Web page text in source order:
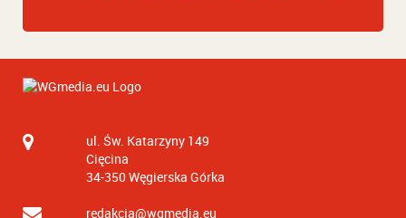
ul. Św. Katarzyny 149
Cięcina
34-350Węgierska Górka
redakcja@wgmedia.eu